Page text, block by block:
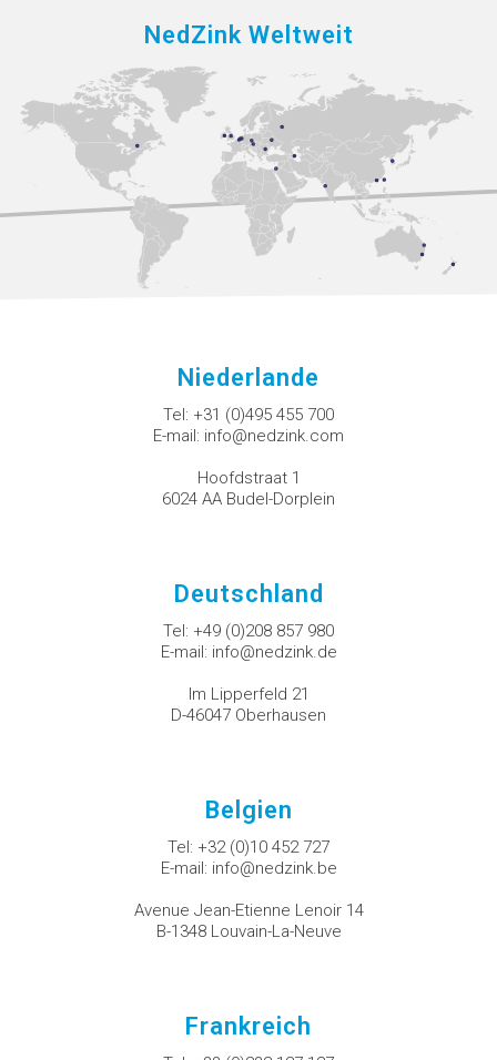
NedZink Weltweit
Niederlande
Tel: +31 (0)495 455 700
E-mail: info@nedzink.com
Hoofdstraat 1
6024 AA Budel-Dorplein
Deutschland
Tel: +49 (0)208 857 980
E-mail: info@nedzink.de
Im Lipperfeld 21
D-46047 Oberhausen
Belgien
Tel: +32 (0)10 452 727
E-mail: info@nedzink.be
Avenue Jean-Etienne Lenoir 14
B-1348 Louvain-La-Neuve
Frankreich